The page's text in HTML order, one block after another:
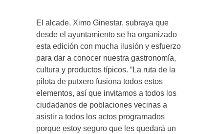
El alcade, Ximo Ginestar, subraya que
desde el ayuntamiento se ha organizado
esta edición con mucha ilusión y esfuerzo
para dar a conocer nuestra gastronomía,
cultura y productos típicos. “La ruta de la
pilota de putxero fusiona todos estos
elementos, así que invitamos a todos los
ciudadanos de poblaciones vecinas a
asistir a todos los actos programados
porque estoy seguro que les quedará un